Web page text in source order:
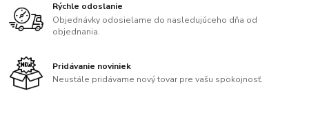
Rýchle odoslanie
Objednávky odosielame do nasledujúceho dňa od
objednania.
Pridávanie noviniek
Neustále pridávame nový tovar pre vašu spokojnosť.